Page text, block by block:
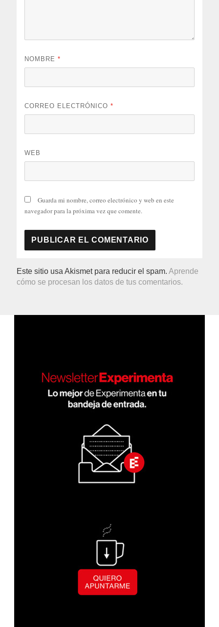
NOMBRE*
CORREO ELECTRÓNICO*
WEB
Guarda mi nombre, correo electrónico y web en este
navegador para la próxima vez que comente.
Este sitio usa Akismet para reducir el spam.Aprende
cómo se procesan los datos de tus comentarios.